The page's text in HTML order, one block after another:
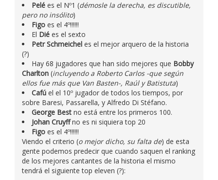
Pelé es el Nº1 (démosle la derecha, es discutible,
pero no insólito)
Figo es el 4º!!!!!!
El Dié es el sexto
Petr Schmeichel es el mejor arquero de la historia
(?)
Hay 68 jugadores que han sido mejores que Bobby
Charlton (incluyendo a Roberto Carlos -que según
ellos fue más que Van Basten-, Raúl y Batistuta)
Cafú el el 10º jugador de todos los tiempos, por
sobre Baresi, Passarella, y Alfredo Di Stéfano.
George Best no está entre los primeros 100.
Johan Cruyffno es ni siquiera top 20
Figo es el 4º!!!!!!
Viendo el criterio (o mejor dicho, su falta de) de esta
gente podemos predecir que cuando saquen el ranking
de los mejores cantantes de la historia el mismo
tendrá el siguiente top eleven (?):